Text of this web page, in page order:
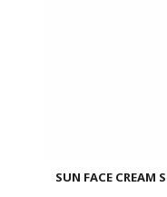
SUN FACE CREAM